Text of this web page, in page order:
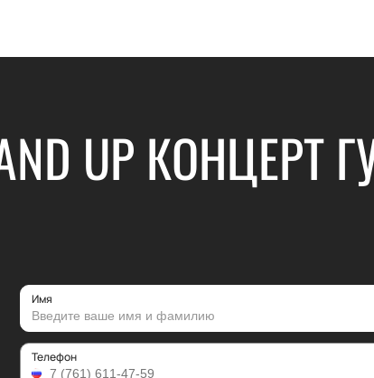
UP КОНЦЕРТ
Имя
Телефон